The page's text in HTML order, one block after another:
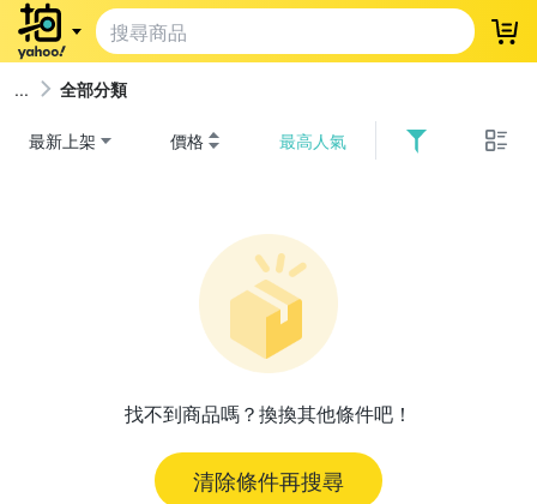
登
全部分類
最新上架 價格 最高人氣
找不到商品嗎？換換其他條件吧！
清除條件再搜尋